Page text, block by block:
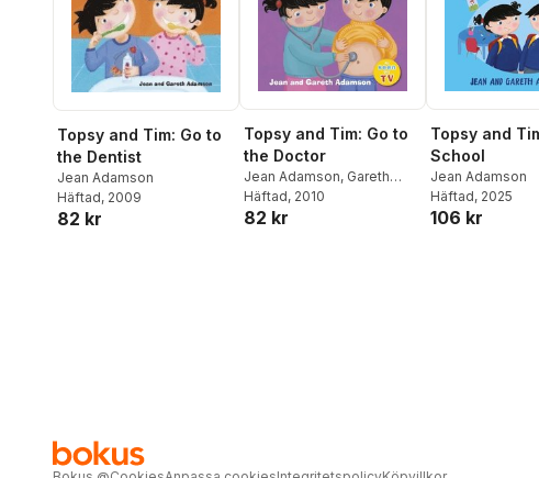
Topsy and Tim: Go to
the Dentist
Jean Adamson
Häftad, 2009
82 kr
Topsy and Tim: Go to
the Doctor
Jean Adamson, Gareth
Adamson
Häftad, 2010
82 kr
Topsy and
School
Jean Adamson
Häftad, 2025
106 kr